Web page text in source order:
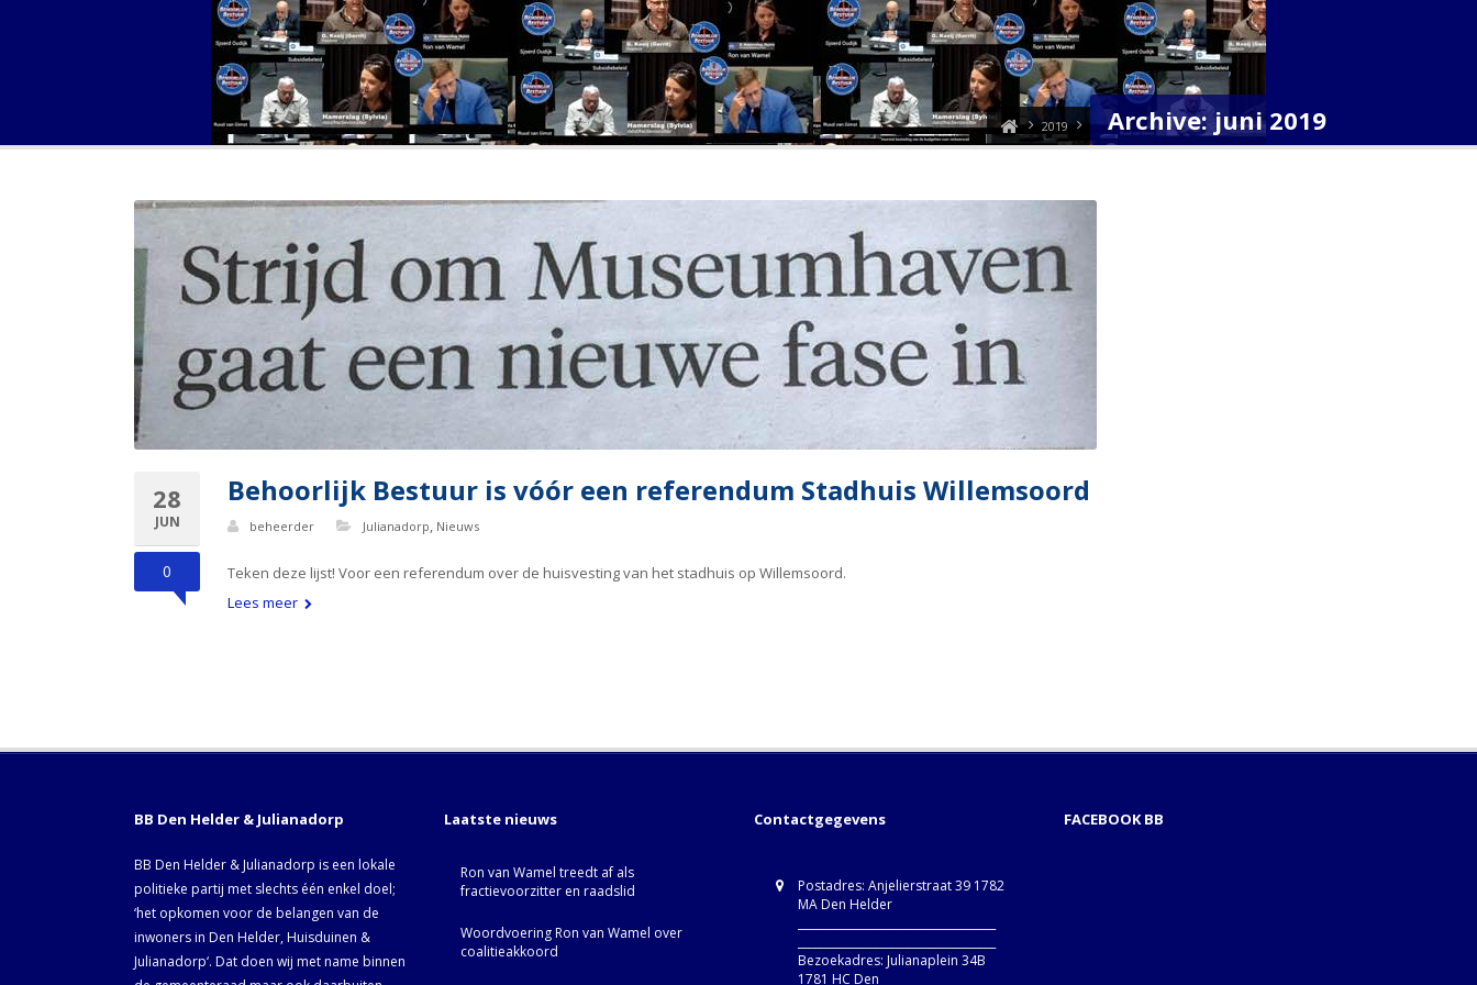
2019 Archive: juni 2019
28
JUN
0
Behoorlijk Bestuur is vóór een referendum Stadhuis Willemsoord
beheerder Julianadorp, Nieuws
Teken deze lijst! Voor een referendum over de huisvesting van het stadhuis op Willemsoord.
Lees meer
BB Den Helder & Julianadorp
BB Den Helder & Julianadorp is een lokale
politieke partij met slechts één enkel doel;
‘het opkomen voor de belangen van de
inwoners in Den Helder, Huisduinen &
Julianadorp‘. Dat doen wij met name binnen
Laatste nieuws
Ron van Wamel treedt af als
fractievoorzitter en raadslid
Woordvoering Ron van Wamel over
coalitieakkoord
Contactgegevens
Postadres: Anjelierstraat 39 1782
MA Den Helder
Bezoekadres: Julianaplein 34B
1781 HC Den
FACEBOOK BB